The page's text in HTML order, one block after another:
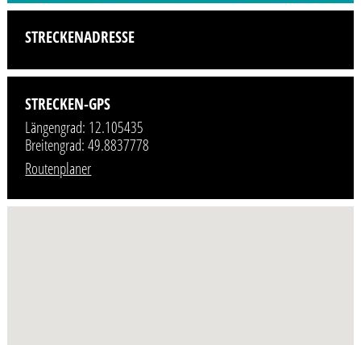
STRECKENADRESSE
STRECKEN-GPS
Längengrad: 12.105435
Breitengrad: 49.8837778
Routenplaner